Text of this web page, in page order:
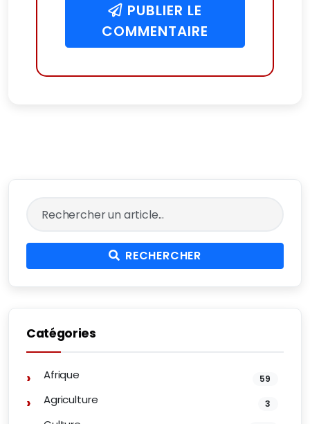
PUBLIER LE
COMMENTAIRE
RECHERCHER
Catégories
Afrique 59
Agriculture 3